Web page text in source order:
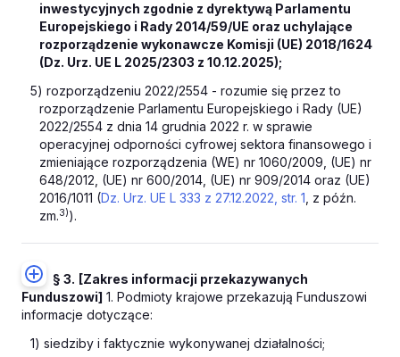
inwestycyjnych zgodnie z dyrektywą Parlamentu
Europejskiego i Rady 2014/59/UE oraz uchylające
rozporządzenie wykonawcze Komisji (UE) 2018/1624
(Dz. Urz. UE L 2025/2303 z 10.12.2025);
5) rozporządzeniu 2022/2554 - rozumie się przez to
rozporządzenie Parlamentu Europejskiego i Rady (UE)
2022/2554 z dnia 14 grudnia 2022 r. w sprawie
operacyjnej odporności cyfrowej sektora finansowego i
zmieniające rozporządzenia (WE) nr 1060/2009, (UE) nr
648/2012, (UE) nr 600/2014, (UE) nr 909/2014 oraz (UE)
2016/1011 (Dz. Urz. UE L 333 z 27.12.2022, str. 1 , z późn.
zm.3)).
§ 3. [Zakres informacji przekazywanych
Funduszowi] 1. Podmioty krajowe przekazują Funduszowi
informacje dotyczące:
1) siedziby i faktycznie wykonywanej działalności;